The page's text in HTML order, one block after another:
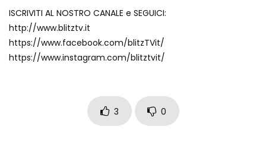
Auto coperta dal letame dopo
incidente
automatico
ISCRIVITI AL NOSTRO CANALE e SEGUICI:
http://www.blitztv.it
https://www.facebook.com/blitzTVit/
https://www.instagram.com/blitztvit/
3 0